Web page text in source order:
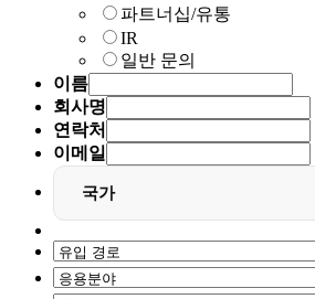
파트너십/유통
IR
일반 문의
이름
회사명
연락처
이메일
국가